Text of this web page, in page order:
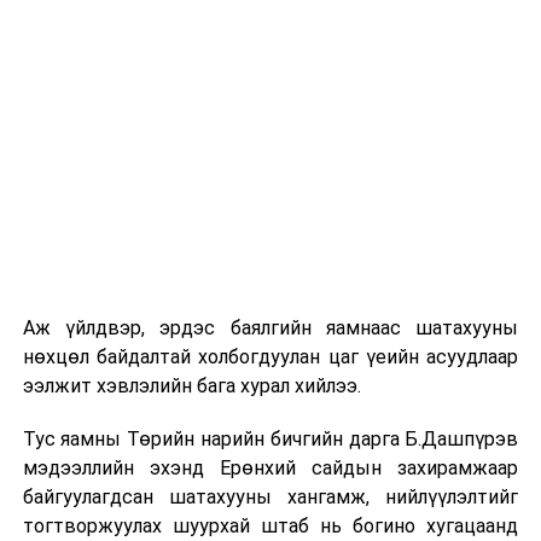
Аж үйлдвэр, эрдэс баялгийн яамнаас шатахууны
нөхцөл байдалтай холбогдуулан цаг үеийн асуудлаар
ээлжит хэвлэлийн бага хурал хийлээ.
Тус яамны Төрийн нарийн бичгийн дарга Б.Дашпүрэв
мэдээллийн эхэнд Ерөнхий сайдын захирамжаар
байгуулагдсан шатахууны хангамж, нийлүүлэлтийг
тогтворжуулах шуурхай штаб нь богино хугацаанд